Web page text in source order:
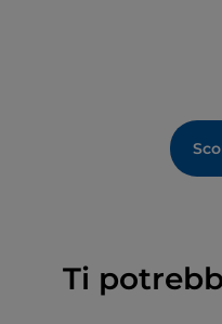
Ti